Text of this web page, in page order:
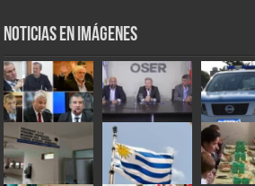
Noticias en Imágenes